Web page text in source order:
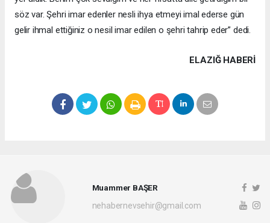
söz var. Şehri imar edenler nesli ihya etmeyi imal ederse gün
gelir ihmal ettiğiniz o nesil imar edilen o şehri tahrip eder” dedi.
ELAZIĞ HABERİ
Muammer BAŞER
nehabernevsehir@gmail.com